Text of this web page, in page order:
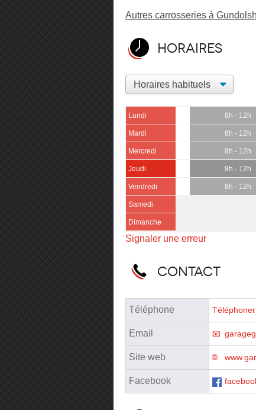
Autres carrosseries à
Horaires
Lundi 8h - 12h
Mardi 8h - 12h
Mercredi 8h - 12h
Jeudi 8h - 12h
Vendredi 8h - 12h
Samedi
Dimanche
Signaler une erreur
Contact
Téléphone
Email
Site web
Facebook